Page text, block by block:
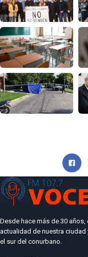
Desde hace más de 30
actualidad de nuestra
el sur del conurbano.